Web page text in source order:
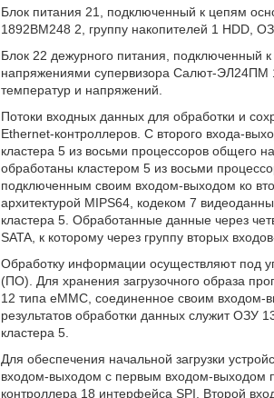
Блок питания 21, подключенный к цепям
1892ВМ248 2, группу накопителей 1 HDD,
Блок 22 дежурного питания, подключенный
напряжениями супервизора Салют-ЭЛ24ПМ
температур и напряжений.
Потоки входных данных для обработки и
Ethernet-контроллеров. С второго входа-
кластера 5 из восьми процессоров общего
обработаны кластером 5 из восьми
подключенным своим входом-выходом ко
архитектурой MIPS64, кодеком 7
кластера 5. Обработанные данные через
SATA, к которому через группу вторых
Обработку информации осуществляют под
(ПО). Для хранения загрузочного образа
12 типа еММС, соединенное своим входом-
результатов обработки данных служит
кластера 5.
Для обеспечения начальной загрузки
входом-выходом с первым входом-выходом
контроллера 18 интерфейса SPI. Второй